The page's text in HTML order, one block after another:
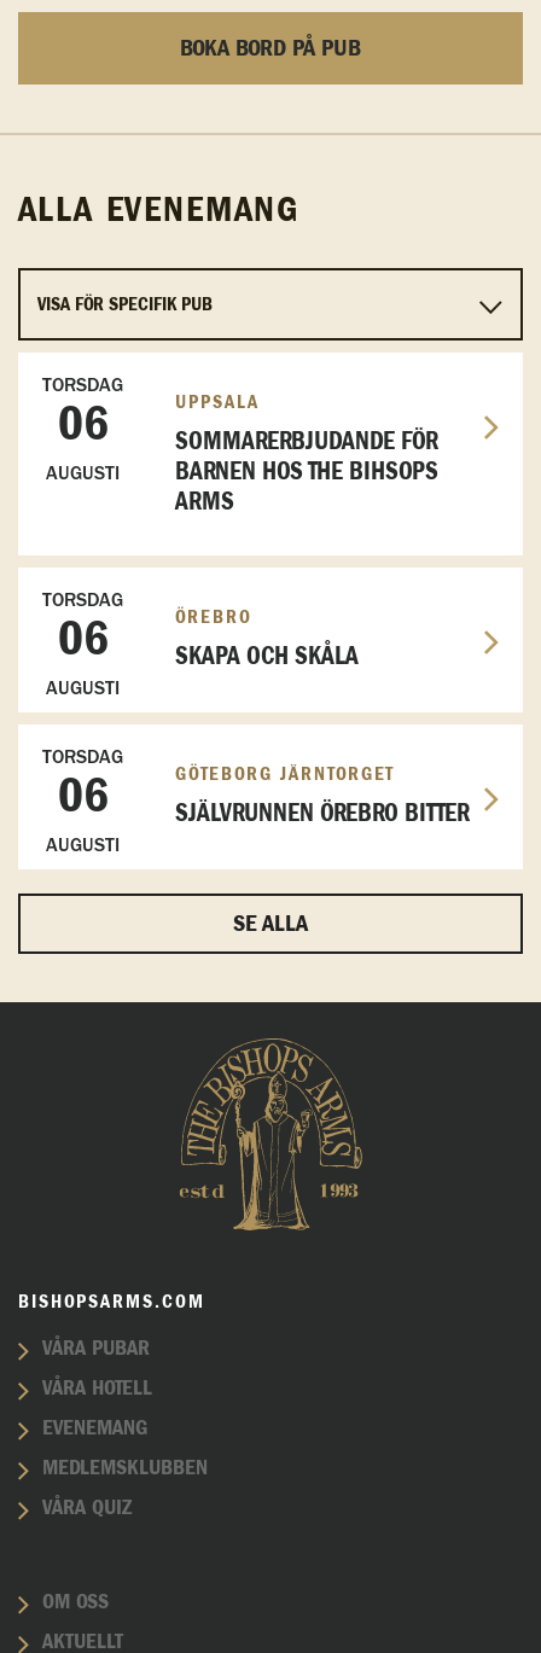
BOKA BORD PÅ PUB
ALLA EVENEMANG
TORSDAG
06
AUGUSTI
UPPSALA
SOMMARERBJUDANDE FÖR
BARNEN HOS THE BIHSOPS
ARMS
TORSDAG
06
AUGUSTI
ÖREBRO
SKAPA OCH SKÅLA
TORSDAG
06
AUGUSTI
GÖTEBORG JÄRNTORGET
SJÄLVRUNNEN ÖREBRO BITTER
SE ALLA
BISHOPSARMS.COM
VÅRA PUBAR
VÅRA HOTELL
EVENEMANG
MEDLEMSKLUBBEN
VÅRA QUIZ
OM OSS
AKTUELLT